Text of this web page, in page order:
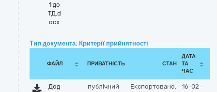
1 до
ТД.d
ocx
Тип документа: Критерії прийнятності
ФАЙЛ ПРИВАТНІСТЬ СТАН
ДАТА
ТА
ЧАС
Дод
публічний Експортовано:
16-02-